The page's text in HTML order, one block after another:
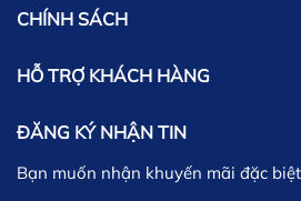
CHÍNH SÁCH
HỖ TRỢ KHÁCH HÀNG
ĐĂNG KÝ NHẬN TIN
Bạn muốn nhận khuyến mãi đặc